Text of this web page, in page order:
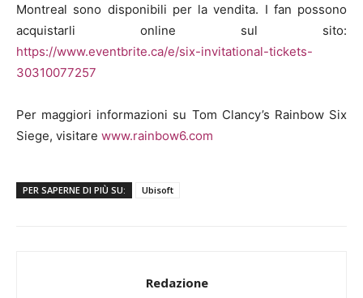
Montreal sono disponibili per la vendita. I fan possono
acquistarli online sul sito:
https://www.eventbrite.ca/e/six-invitational-tickets-
30310077257
Per maggiori informazioni su Tom Clancy’s Rainbow Six
Siege, visitare www.rainbow6.com
PER SAPERNE DI PIÙ SU: Ubisoft
Redazione